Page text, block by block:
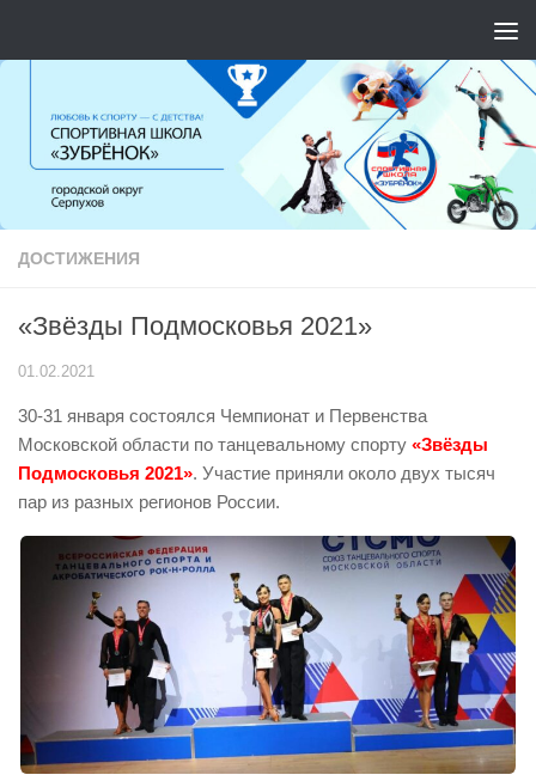
ДОСТИЖЕНИЯ
«Звёзды Подмосковья 2021»
01.02.2021
30-31 января состоялся Чемпионат и Первенства
Московской области по танцевальному спорту «Звёзды
Подмосковья 2021». Участие приняли около двух тысяч
пар из разных регионов России.